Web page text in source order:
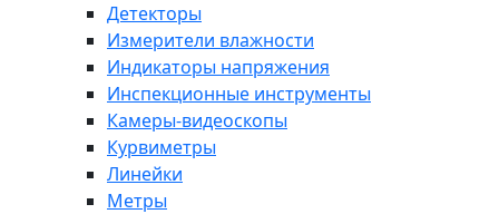
Детекторы
Измерители влажности
Индикаторы напряжения
Инспекционные инструменты
Камеры-видеоскопы
Курвиметры
Линейки
Метры